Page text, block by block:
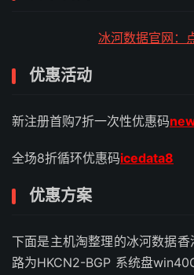
冰河数据官网：
优惠活动
新注册首购7折一次性优惠码
全场8折循环优惠码icedata8
优惠方案
下面是主机淘整理的冰河数据
路为HKCN2-BGP 系统盘